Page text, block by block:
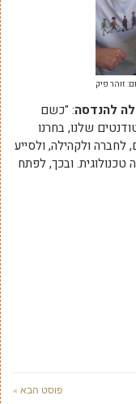
זוהר פיק
להנדסה: "כשם
שלנו, בחרנו
לחברה ולקהילה, ולסייע
ובכך, לפתח
פוסט הבא »